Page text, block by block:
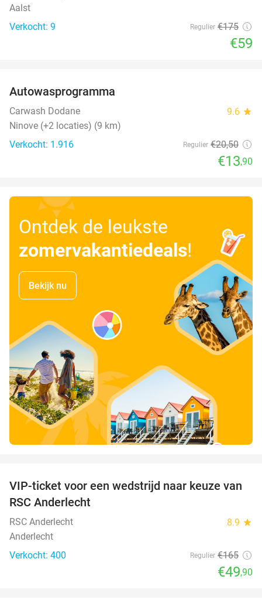
Aalst
Verkocht: 9
Regulier €175
€59
Autowasprogramma
Carwash Dodane 9.6 star
Ninove (+2 locaties) (9 km)
Verkocht: 1.916
Regulier €20,50
€13,90
Ontdek de leukste
zomervakantiedeals!
Bekijk nu
70%
OUT
VIP-ticket voor een wedstrijd naar keuze van
RSC Anderlecht
RSC Anderlecht 8.9 star
Anderlecht
Verkocht: 400
Regulier €165
€49,90